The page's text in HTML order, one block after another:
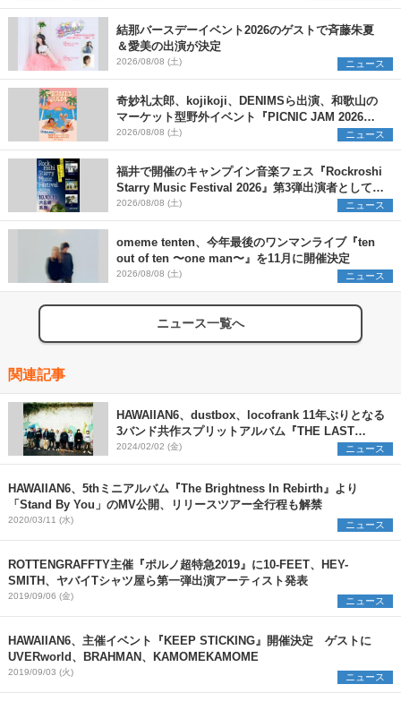
＞
結那バースデーイベント2026のゲストで斉藤朱夏
＆愛美の出演が決定
2026/08/08 (土) ニュース
奇妙礼太郎、kojikoji、DENIMSら出演、和歌山の
マーケット型野外イベント『PICNIC JAM 2026』
早割チケット発売開始
2026/08/08 (土) ニュース
福井で開催のキャンプイン音楽フェス『Rockroshi
Starry Music Festival 2026』第3弾出演者として
SCOOBIE DO、かりゆし58、Reiを発表
2026/08/08 (土) ニュース
omeme tenten、今年最後のワンマンライブ『ten
out of ten 〜one man〜』を11月に開催決定
2026/08/08 (土) ニュース
ニュース一覧へ
関連記事
HAWAIIAN6、dustbox、locofrank 11年ぶりとなる
3バンド共作スプリットアルバム『THE LAST
ANTHEMS』リリース決定＆6都市7会場にてツアー
も開催
2024/02/02 (金) ニュース
HAWAIIAN6、5thミニアルバム『The Brightness In Rebirth』より
「Stand By You」のMV公開、リリースツアー全行程も解禁
2020/03/11 (水) ニュース
ROTTENGRAFFTY主催『ポルノ超特急2019』に10-FEET、HEY-
SMITH、ヤバイTシャツ屋ら第一弾出演アーティスト発表
2019/09/06 (金) ニュース
HAWAIIAN6、主催イベント『KEEP STICKING』開催決定 ゲストに
UVERworld、BRAHMAN、KAMOMEKAMOME
2019/09/03 (火) ニュース